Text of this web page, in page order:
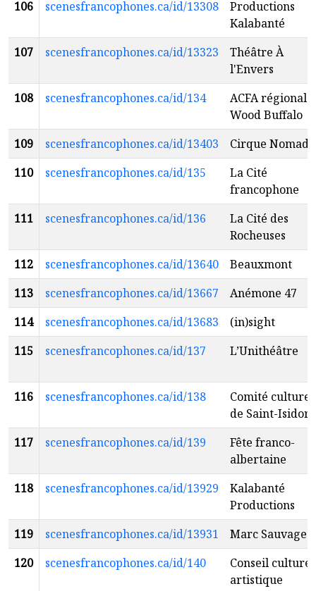
106 scenesfrancophones.ca/id/13308
Productions
Kalabanté
107
scenesfrancophones.ca/id/13323
Théâtre À
l'Envers
108
scenesfrancophones.ca/id/134
ACFA régionale
Wood Buffalo
109
scenesfrancophones.ca/id/13403
Cirque Nomade
110
scenesfrancophones.ca/id/135
La Cité
francophone
111
scenesfrancophones.ca/id/136
La Cité des
Rocheuses
112
scenesfrancophones.ca/id/13640
Beauxmont
113
scenesfrancophones.ca/id/13667
Anémone 47
114
scenesfrancophones.ca/id/13683
(in)sight
115
scenesfrancophones.ca/id/137 L’Unithéâtre
116 scenesfrancophones.ca/id/138
Comité culturel
de Saint-Isidore
117
scenesfrancophones.ca/id/139
Fête franco-
albertaine
118
scenesfrancophones.ca/id/13929
Kalabanté
Productions
119
scenesfrancophones.ca/id/13931
Marc
120
scenesfrancophones.ca/id/140
Conseil
artistique